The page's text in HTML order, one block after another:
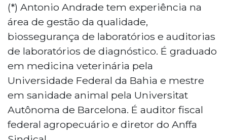
(*) Antonio Andrade tem experiência na
área de gestão da qualidade,
biossegurança de laboratórios e auditorias
de laboratórios de diagnóstico. É graduado
em medicina veterinária pela
Universidade Federal da Bahia e mestre
em sanidade animal pela Universitat
Autônoma de Barcelona. É auditor fiscal
federal agropecuário e diretor do Anffa